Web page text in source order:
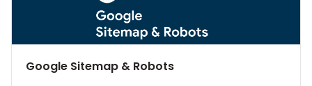
Google Sitemap & Robots